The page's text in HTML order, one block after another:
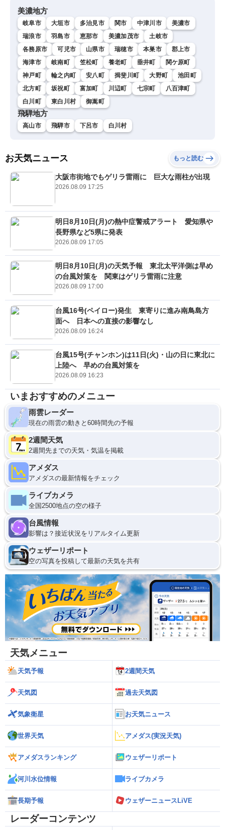
美濃地方
岐阜市 大垣市 多治見市 関市 中津川市
美濃市
瑞浪市
羽島市 恵那市 美濃加茂市
土岐市
各務原市
可児市 山県市 瑞穂市 本巣市
郡上市
海津市
岐南町 笠松町 養老町 垂井町
関ケ原町
神戸町
輪之内町 安八町 揖斐川町 大野町
池田町
北方町
坂祝町 富加町 川辺町 七宗町
八百津町
白川町
東白川村 御嵩町
飛騨地方
高山市 飛騨市 下呂市 白川村
お天気ニュース もっと読む
大阪市街地でもゲリラ雷雨に 巨大な雨柱が出現
2026.08.09 17:25
明日8月10日(月)の熱中症警戒アラート 愛知県や
長野県など5県に発表
2026.08.09 17:05
明日8月10日(月)の天気予報 東北太平洋側は早め
の台風対策を 関東はゲリラ雷雨に注意
2026.08.09 17:00
台風16号(ペイロー)発生 東寄りに進み南鳥島方
面へ 日本への直接の影響なし
2026.08.09 16:24
台風15号(チャンホン)は11日(火)・山の日に東北に
上陸へ 早めの台風対策を
2026.08.09 16:23
いまおすすめのメニュー
雨雲レーダー
現在の雨雲の動きと60時間先の予報
2週間天気
2週間先までの天気・気温を掲載
アメダス
アメダスの最新情報をチェック
ライブカメラ
全国2500地点の空の様子
台風情報
影響は？接近状況をリアルタイム更新
ウェザーリポート
空の写真を投稿して最新の天気を共有
天気メニュー
天気予報 2週間天気
天気図 過去天気図
気象衛星 お天気ニュース
世界天気 アメダス(実況天気)
アメダスランキング ウェザーリポート
河川水位情報 ライブカメラ
長期予報 ウェザーニュースLiVE
レーダーコンテンツ